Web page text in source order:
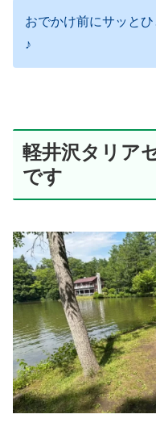
おでかけ前にサッと
♪
軽井沢タリア
です